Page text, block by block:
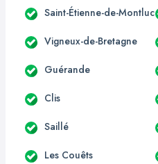
Saint-Étienne-de-Montluc
Vigneux-de-Bretagne
Guérande
Clis
Saillé
Les Couêts